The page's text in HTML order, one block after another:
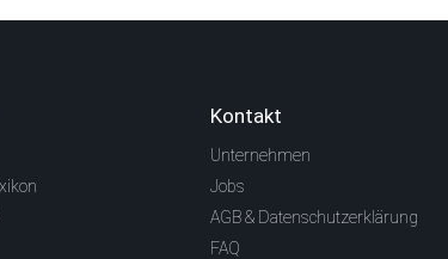
Kontakt
Unternehmen
Jobs
AGB & Datenschutzerklärung
FAQ